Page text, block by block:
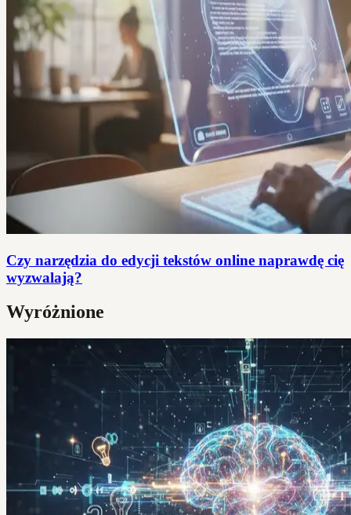
Czy narzędzia do edycji tekstów online naprawdę cię
wyzwalają?
Wyróżnione